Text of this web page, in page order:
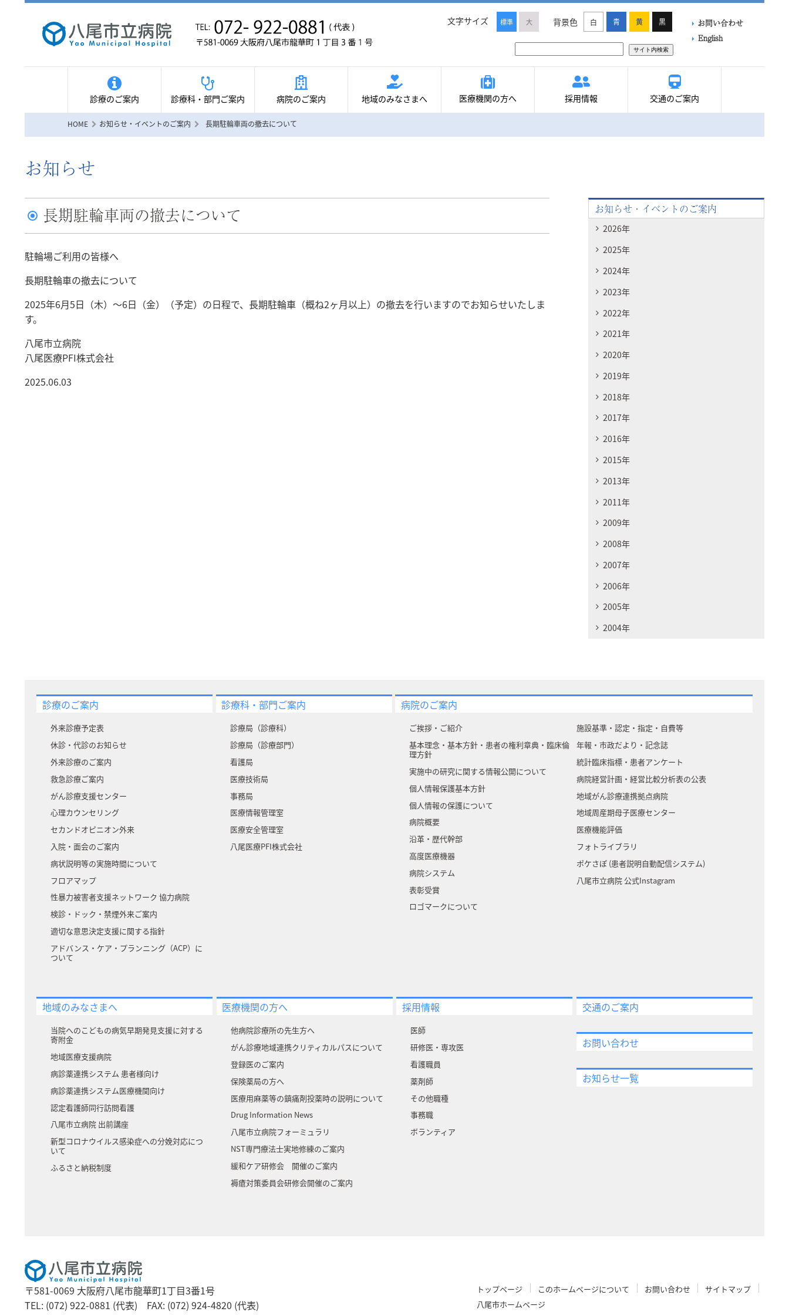
文字サイズ 標準 大 背景色 白 青 黄 黒
サイト内検索
お問い合わせ
English
診療のご案内 診療科・部門ご案内 病院のご案内 地域のみなさまへ 医療機関の方へ 採用情報 交通のご案内
HOME お知らせ・イベントのご案内 長期駐輪車両の撤去について
お知らせ
長期駐輪車両の撤去について
駐輪場ご利用の皆様へ
長期駐輪車の撤去について
2025年6月5日（木）～6日（金）（予定）の日程で、長期駐輪車（概ね2ヶ月以上）の撤去を行いますのでお知らせいたしま
す。
八尾市立病院
八尾医療PFI株式会社
2025.06.03
お知らせ・イベントのご案内
2026年
2025年
2024年
2023年
2022年
2021年
2020年
2019年
2018年
2017年
2016年
2015年
2013年
2011年
2009年
2008年
2007年
2006年
2005年
2004年
診療のご案内
外来診療予定表
休診・代診のお知らせ
外来診療のご案内
救急診療ご案内
がん診療支援センター
心理カウンセリング
セカンドオピニオン外来
入院・面会のご案内
病状説明等の実施時間について
フロアマップ
性暴力被害者支援ネットワーク 協力病院
検診・ドック・禁煙外来ご案内
適切な意思決定支援に関する指針
アドバンス・ケア・プランニング（ACP）に
ついて
診療科・部門ご案内
診療局（診療科）
診療局（診療部門）
看護局
医療技術局
事務局
医療情報管理室
医療安全管理室
八尾医療PFI株式会社
病院のご案内
ご挨拶・ご紹介
基本理念・基本方針・患者の権利章典・臨床倫
理方針
実施中の研究に関する情報公開について
個人情報保護基本方針
個人情報の保護について
病院概要
沿革・歴代幹部
高度医療機器
病院システム
表彰受賞
ロゴマークについて
施設基準・認定・指定・自費等
年報・市政だより・記念誌
統計臨床指標・患者アンケート
病院経営計画・経営比較分析表の公表
地域がん診療連携拠点病院
地域周産期母子医療センター
医療機能評価
フォトライブラリ
ポケさぽ (患者説明自動配信システム)
八尾市立病院 公式Instagram
地域のみなさまへ
当院へのこどもの病気早期発見支援に対する
寄附⾦
地域医療支援病院
病診薬連携システム 患者様向け
病診薬連携システム医療機関向け
認定看護師同行訪問看護
八尾市立病院 出前講座
新型コロナウイルス感染症への分娩対応につ
いて
ふるさと納税制度
医療機関の方へ
他病院診療所の先生方へ
がん診療地域連携クリティカルパスについて
登録医のご案内
保険薬局の方へ
医療用麻薬等の鎮痛剤投薬時の説明について
Drug Information News
八尾市立病院フォーミュラリ
NST専門療法士実地修練のご案内
緩和ケア研修会 開催のご案内
褥瘡対策委員会研修会開催のご案内
採用情報
医師
研修医・専攻医
看護職員
薬剤師
その他職種
事務職
ボランティア
交通のご案内
お問い合わせ
お知らせ一覧
〒581-0069 大阪府八尾市龍華町1丁目3番1号
TEL: (072) 922-0881 (代表) FAX: (072) 924-4820 (代表)
トップページ このホームページについて お問い合わせ
サイトマップ
八尾市ホームページ